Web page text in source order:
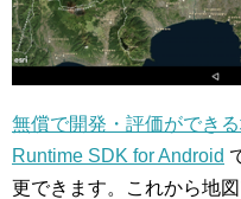
無償で開発・評価ができ
Runtime SDK for Android
更できます。これから地